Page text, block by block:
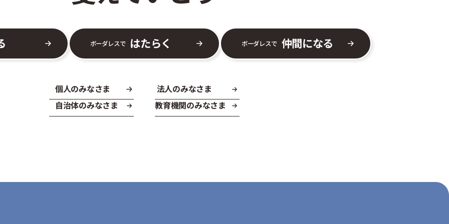
ボーダレスで はたらく ボーダレスで 仲間になる
個人のみなさま
法人のみなさま
自治体のみなさま
教育機関のみなさま